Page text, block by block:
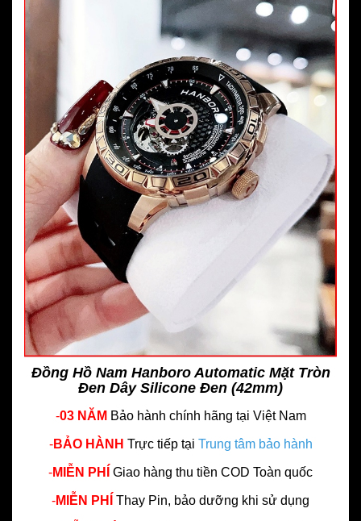
Đồng Hồ Nam Hanboro Automatic Mặt Tròn
Đen Dây Silicone Đen (42mm)
-03 NĂM Bảo hành chính hãng tại Việt Nam
-BẢO HÀNH Trực tiếp tại Trung tâm bảo hành
-MIỄN PHÍ Giao hàng thu tiền COD Toàn quốc
-MIỄN PHÍ Thay Pin, bảo dưỡng khi sử dụng